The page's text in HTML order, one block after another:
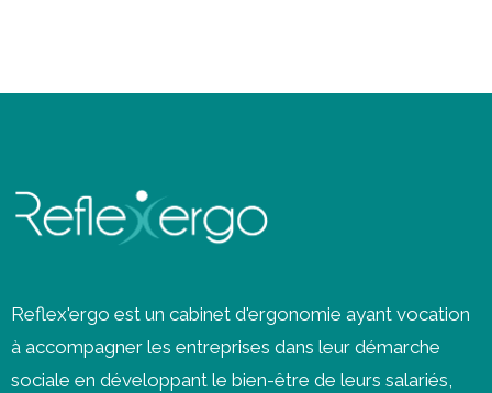
Reflex'ergo est un cabinet d'ergonomie ayant vocation
à accompagner les entreprises dans leur démarche
sociale en développant le bien-être de leurs salariés,